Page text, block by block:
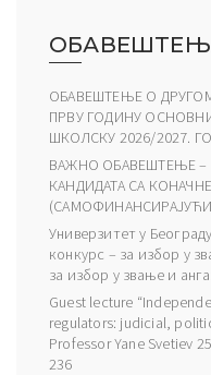
ОБАВЕШТЕЊЕ О
ПРВУ ГОДИНУ
ШКОЛСКУ 2026/2027.
ВАЖНО ОБАВЕШТЕЊЕ
КАНДИДАТА СА
Универзитет у
конкурс – за избор у
за избор у звање и
Guest lecture
regulators: judicial,
Professor Yane Svetiev
236